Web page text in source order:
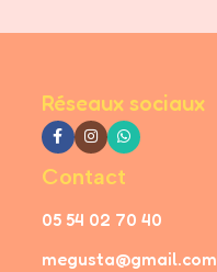
Réseaux sociaux
Contact
05 54 02 70 40
megusta@gmail.com